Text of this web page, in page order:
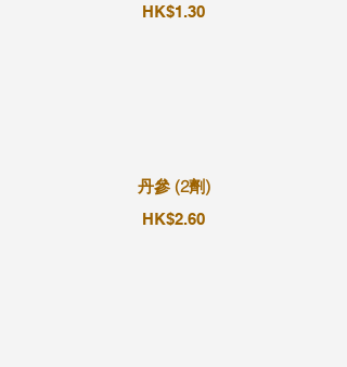
HK$1.30
丹參 (2劑)
HK$2.60